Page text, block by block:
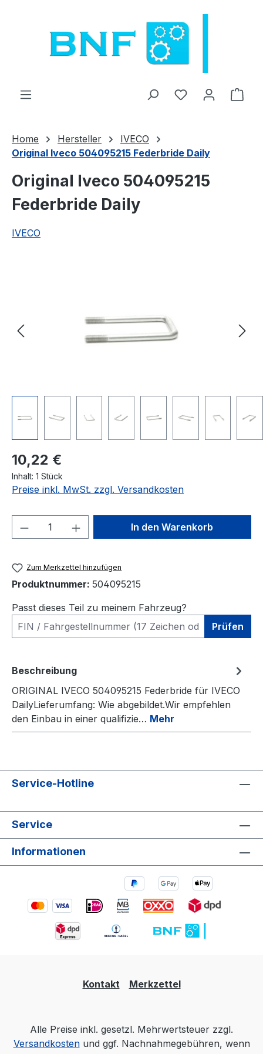
Du hast 0
Home Hersteller
IVECO
Original Iveco 504095215 Federbride Daily
Original Iveco 504095215
Federbride Daily
IVECO
Regulärer Preis:
10,22 €
Inhalt: 1 Stück
Preise inkl. MwSt. zzgl. Versandkosten
Produkt Anzahl: Gib denIn den Warenkorb
Zum Merkzettel hinzufügen
Produktnummer: 504095215
Passt dieses Teil zu meinem Fahrzeug?
Prüfen
Beschreibung
ORIGINAL IVECO 504095215 Federbride für IVECO
DailyLieferumfang: Wie abgebildet.Wir empfehlen
den Einbau in einer qualifizie… Mehr
Service-Hotline
Service
Informationen
Kontakt Merkzettel
Alle Preise inkl. gesetzl. Mehrwertsteuer zzgl.
Versandkostenund ggf. Nachnahmegebühren, wenn